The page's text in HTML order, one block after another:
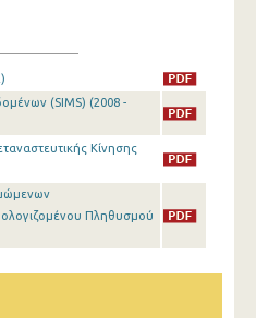
(SIMS) (2008 -
Κίνησης
Πληθυσμού